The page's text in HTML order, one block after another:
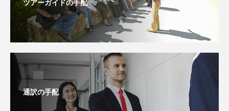
ツアーガイドの手配
通訳の手配